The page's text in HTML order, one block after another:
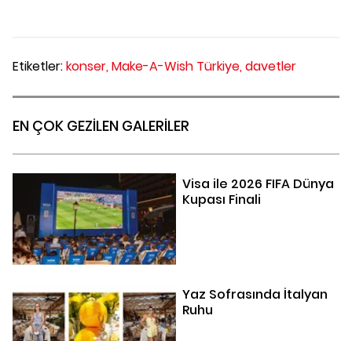
Etiketler:konser,Make-A-Wish Türkiye,davetler
EN ÇOK GEZİLEN GALERİLER
Visa ile 2026 FIFA Dünya
Kupası Finali
Yaz Sofrasında İtalyan
Ruhu